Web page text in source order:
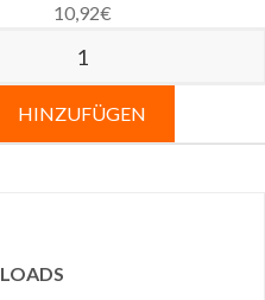
10,92€
HINZUFÜGEN